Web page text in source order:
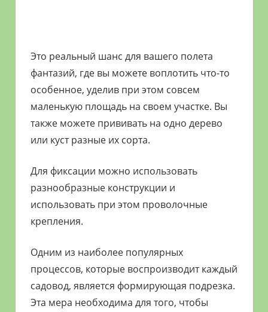
Это реальный шанс для вашего полета
фантазий, где вы можете воплотить что-то
особенное, уделив при этом совсем
маленькую площадь на своем участке. Вы
также можете прививать на одно дерево
или куст разные их сорта.
Для фиксации можно использовать
разнообразные конструкции и
использовать при этом проволочные
крепления.
Одним из наиболее популярных
процессов, которые воспроизводит каждый
садовод, является формирующая подрезка.
Эта мера необходима для того, чтобы